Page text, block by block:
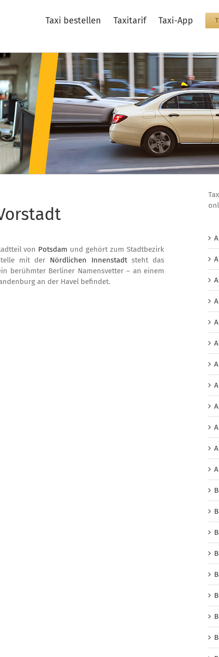
Taxi bestellen Taxitarif Taxi-App
von Potsdam und gehört zum Stadtbezirk
mit der Nördlichen Innenstadtsteht das
berühmter Berliner Namensvetter – an einem
an der Havel befindet.